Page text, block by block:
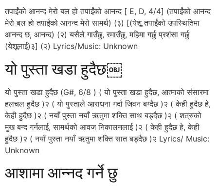
तपाईंको आनन्द मेरो बल हो तपाईंको आनन्द [ E, D, 4/4] (तपाईंको आनन्द
मेरो बल हो तपाईंको आनन्द मेरो सामर्थ) (३) [(येशू तपाईंको उपस्थितिमा
आनन्द छ, आनन्द) (२) यसैले गाउँछु, रमाउँछु, महिमा गर्छु प्रशंसा गर्छु
(येशूलाई)३] (२) Lyrics/Music: Unknown
यो पुस्ता खडा हुदैछ￼
यो पुस्ता खडा हुदैछ (G#, 6/8 ) ( यो पुस्ता खडा हुदैछ, आत्माको संसारमा
हलचल हुदैछ )२ ( यो पुस्ताले आराधना गर्दा जिवन बग्दैछ )२ ( केही हुदैछ हे,
केही हुदैछ )२ ( नयाँ पुस्ता नयाँ ऋतुमा शक्ति साथ बड्दैछ )२ ( शत्रुको
मुख बन्द गर्नलाई, सामर्थको आवज निकालनलाई )२ ( केही हुदैछ हे, केही
हुदैछ )२ ( नयाँ पुस्ता नयाँ ऋतुमा शक्ति सात बड्दैछ )२ Lyrics/ Music:
Unknown
आशामा आन्नद गर्ने छु